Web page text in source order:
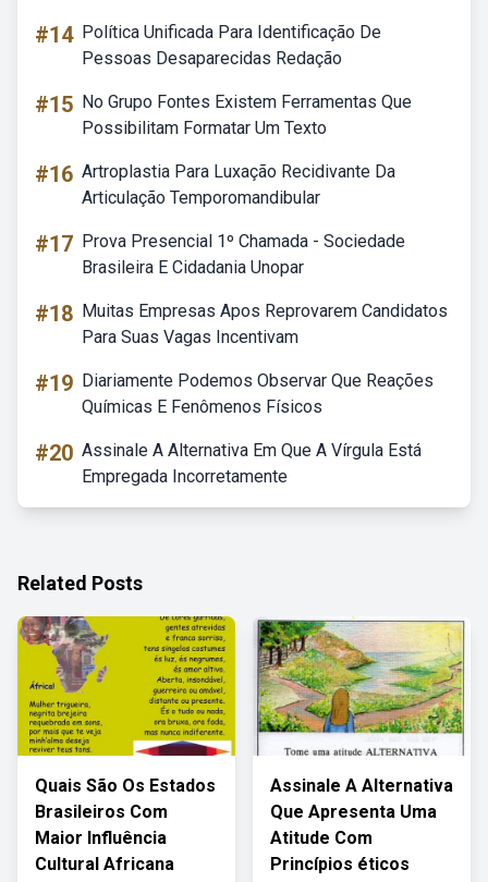
#14 Política Unificada Para Identificação De
Pessoas Desaparecidas Redação
#15 No Grupo Fontes Existem Ferramentas Que
Possibilitam Formatar Um Texto
#16 Artroplastia Para Luxação Recidivante Da
Articulação Temporomandibular
#17 Prova Presencial 1º Chamada - Sociedade
Brasileira E Cidadania Unopar
#18 Muitas Empresas Apos Reprovarem Candidatos
Para Suas Vagas Incentivam
#19 Diariamente Podemos Observar Que Reações
Químicas E Fenômenos Físicos
#20 Assinale A Alternativa Em Que A Vírgula Está
Empregada Incorretamente
Related Posts
Quais São Os Estados
Brasileiros Com
Maior Influência
Cultural Africana
Assinale A Alternativa
Que Apresenta Uma
Atitude Com
Princípios éticos